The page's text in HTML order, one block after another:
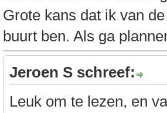
Grote kans dat ik van
buurt ben. Als ga
Jeroen S schreef:
Leuk om te lezen, en